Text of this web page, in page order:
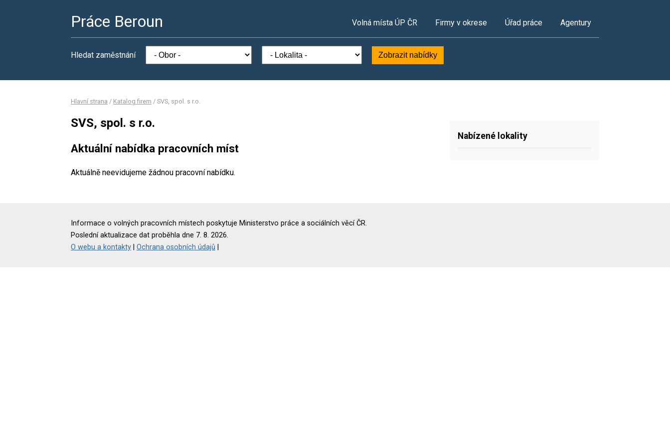
Práce Beroun Volná místa ÚP ČR Firmy v okrese Úřad práce Agentury
Hledat zaměstnání Zobrazit nabídky
Hlavní strana / Katalog firem / SVS, spol. s r.o.
SVS, spol. s r.o.
Aktuální nabídka pracovních míst
Aktuálně neevidujeme žádnou pracovní nabídku.
Nabízené lokality
Informace o volných pracovních místech poskytuje Ministerstvo práce a sociálních věcí ČR.
Poslední aktualizace dat proběhla dne 7. 8. 2026.
O webu a kontakty
Ochrana osobních údajů